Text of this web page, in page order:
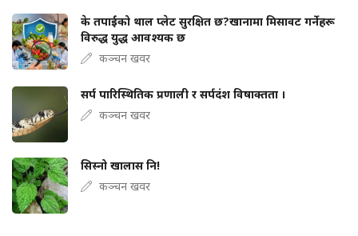
के तपाईंको थाल प्लेट सुरक्षित छ?खानामा मिसावट गर्नेहरू
विरुद्ध युद्ध आवश्यक छ
कञ्चन खवर
सर्प पारिस्थितिक प्रणाली र सर्पदंश विषाक्तता ।
कञ्चन खवर
सिस्नो खालास नि!
कञ्चन खवर